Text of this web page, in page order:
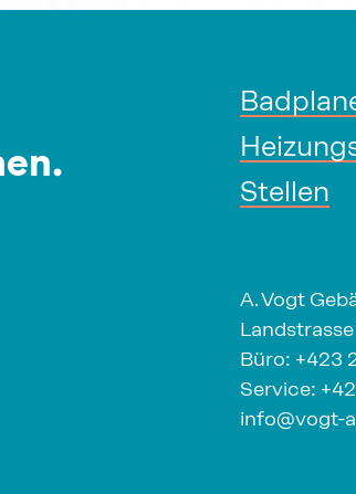
Stellen
A. Vogt
Büro: +423
Service:
info@vogt-